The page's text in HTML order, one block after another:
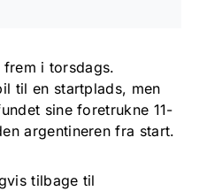
i torsdags.
til en startplads, men
sine foretrukne 11-
argentineren fra start.
tilbage til